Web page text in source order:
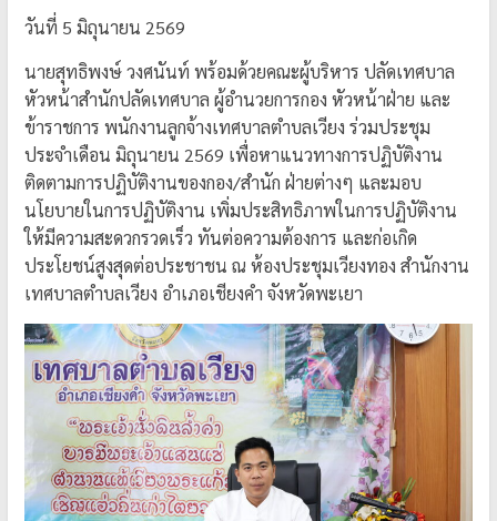
วันที่ 5 มิถุนายน 2569
นายสุทธิพงษ์ วงศนันท์ พร้อมด้วยคณะผู้บริหาร ปลัดเทศบาล
หัวหน้าสำนักปลัดเทศบาล ผู้อำนวยการกอง หัวหน้าฝ่าย และ
ข้าราชการ พนักงานลูกจ้างเทศบาลตำบลเวียง ร่วมประชุม
ประจำเดือน มิถุนายน 2569 เพื่อหาแนวทางการปฏิบัติงาน
ติดตามการปฏิบัติงานของกอง/สำนัก ฝ่ายต่างๆ และมอบ
นโยบายในการปฏิบัติงาน เพิ่มประสิทธิภาพในการปฏิบัติงาน
ให้มีความสะดวกรวดเร็ว ทันต่อความต้องการ และก่อเกิด
ประโยชน์สูงสุดต่อประชาชน ณ ห้องประชุมเวียงทอง สำนักงาน
เทศบาลตำบลเวียง อำเภอเชียงคำ จังหวัดพะเยา